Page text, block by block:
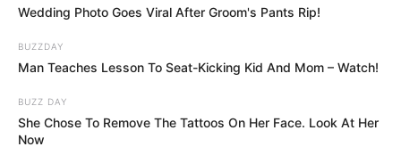
Wedding Photo Goes Viral After Groom's Pants Rip!
BUZZDAY
Man Teaches Lesson To Seat-Kicking Kid And Mom – Watch!
BUZZ DAY
She Chose To Remove The Tattoos On Her Face. Look At Her
Now